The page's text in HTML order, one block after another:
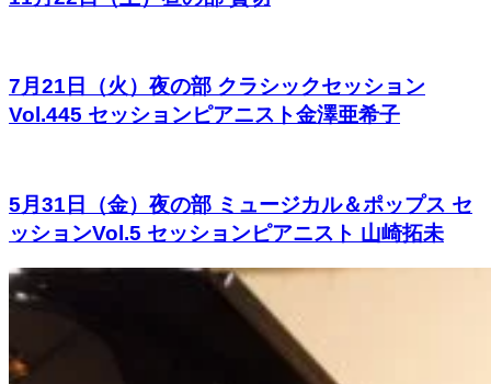
7月21日（火）夜の部 クラシックセッション
Vol.445 セッションピアニスト金澤亜希子
5月31日（金）夜の部 ミュージカル＆ポップス セ
ッションVol.5 セッションピアニスト 山崎拓未